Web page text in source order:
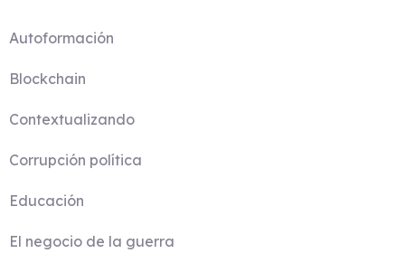
Autoformación
Blockchain
Contextualizando
Corrupción política
Educación
El negocio de la guerra